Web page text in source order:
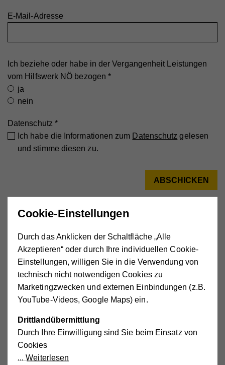
E-Mail-Adresse
Ich beziehe oder habe in der Vergangenheit Leistungen
vom Hilfswerk NÖ bezogen *
ja
nein
Datenschutz *
Ich habe die Informationen zum Datenschutz gelesen
und stimme diesen zu.
Wissenswertes rund um's Notruftelefon:
Notruftelefon Geräte-Typen
Alarmablauf Notruftelefon
Beratung & Kontakt
Notruftelefon Hotline
Cookie-Einstellungen
Durch das Anklicken der Schaltfläche „Alle
Akzeptieren“ oder durch Ihre individuellen Cookie-
Einstellungen, willigen Sie in die Verwendung von
technisch nicht notwendigen Cookies zu
Marketingzwecken und externen Einbindungen (z.B.
YouTube-Videos, Google Maps) ein.
Drittlandübermittlung
Durch Ihre Einwilligung sind Sie beim Einsatz von
Cookies
Weiterlesen